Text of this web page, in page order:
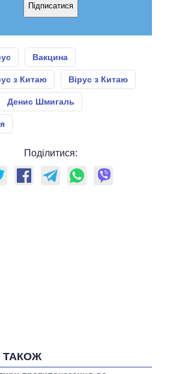
Підписатися
Вакцина
з Китаю Вірус з Китаю
Денис Шмигаль
Поділитися:
ТАКОЖ